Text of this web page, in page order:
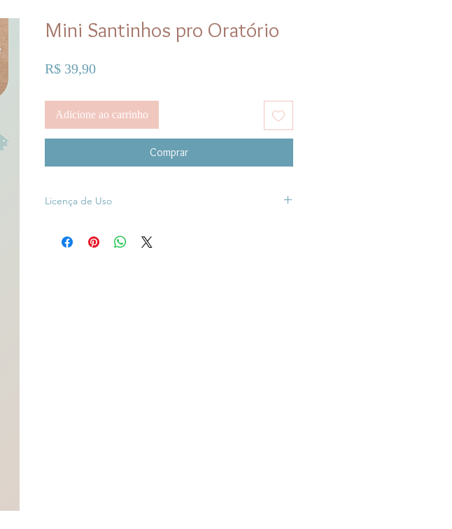
Mini Santinhos pro Oratório
R$ 39,90Preço
Adicione ao carrinho
Comprar
Licença de Uso
peças que nela são ensinadas para suas vendas.